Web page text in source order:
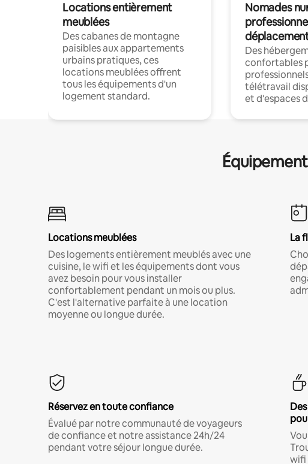
Locations entièrement
meublées
Des cabanes de montagne
paisibles aux appartements
urbains pratiques, ces
locations meublées offrent
tous les équipements d'un
logement standard.
Nomades
Des
confortables
télétravail
et d'espaces
Locations meublées
Des logements entièrement meublés avec une
cuisine, le wifi et les équipements dont vous
avez besoin pour vous installer
confortablement pendant un mois ou plus.
C'est l'alternative parfaite à une location
moyenne ou longue durée.
La
Réservez en toute confiance
Évalué par notre communauté de voyageurs
de confiance et notre assistance 24h/24
pendant votre séjour longue durée.
wifi